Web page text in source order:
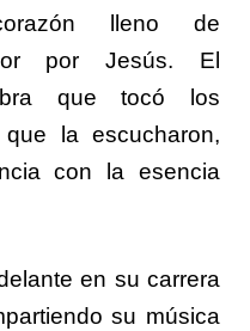
lleno de
por Jesús. El
que tocó los
la escucharon,
con la esencia
en su carrera
su música